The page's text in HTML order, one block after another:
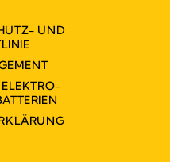
UND